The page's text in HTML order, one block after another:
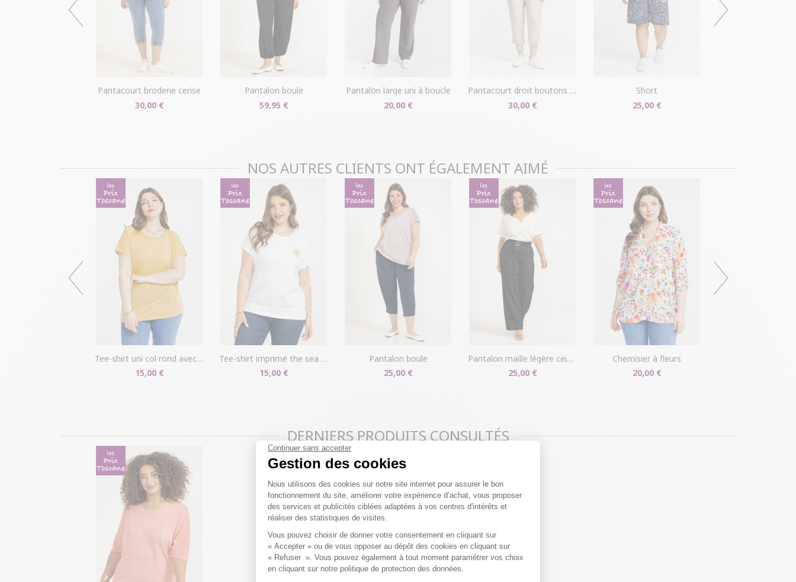
Continuer sans accepter
Gestion des cookies
Plateforme de Gestion du Consentement : Personnalisez vos Options
Nous utilisons des cookies sur notre site internet pour assurer le bon
fonctionnement du site, améliorer votre expérience d’achat, vous proposer
des services et publicités ciblées adaptées à vos centres d'intérêts et
réaliser des statistiques de visites.
Vous pouvez choisir de donner votre consentement en cliquant sur
« Accepter » ou de vous opposer au dépôt des cookies en cliquant sur
« Refuser ». Vous pouvez également à tout moment paramétrer vos choix
en cliquant sur notre politique de protection des données.
"Mes commandes/détails").
Gagnez du temps en échangeant votre
produit en magasin avec le bon de livraison/retour disponible
dans votre compte client (rubrique "Mes commandes/détails").
pantacourt broderie cerise
30,00 €
pantalon boule
59,95 €
pantalon large uni à boucle
20,00 €
pantacourt droit boutons fleurs
30,00 €
short
25,00 €
NOS AUTRES CLIENTS ONT ÉGALEMENT AIMÉ
tee-shirt uni col rond avec tresse
15,00 €
tee-shirt imprimé the sea au dos
15,00 €
pantalon boule
25,00 €
pantalon maille légère ceinture à boucle
25,00 €
chemisier à fleurs
20,00 €
DERNIERS PRODUITS CONSULTÉS